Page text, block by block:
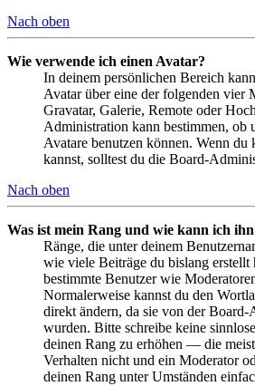
Nach oben
Wie verwende ich einen Avatar?
In deinem persönlichen Bereich
Avatar über eine der folgenden vier
Gravatar, Galerie, Remote oder
Administration kann bestimmen, ob
Avatare benutzen können. Wenn du
kannst, solltest du die Board-
Nach oben
Was ist mein Rang und wie kann ich
Ränge, die unter deinem
wie viele Beiträge du bislang erstellt
bestimmte Benutzer wie
Normalerweise kannst du den
direkt ändern, da sie von der
wurden. Bitte schreibe keine
deinen Rang zu erhöhen — die
Verhalten nicht und ein Moderator
deinen Rang unter Umständen